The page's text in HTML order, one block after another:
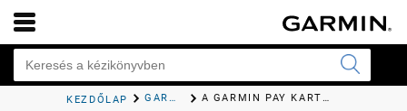
KEZDŐLAP GARMIN PAY A GARMIN PAY KÁRTYÁK KEZELÉSE